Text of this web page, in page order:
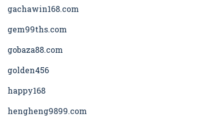
gachawin168.com
gem99ths.com
gobaza88.com
golden456
happy168
hengheng9899.com